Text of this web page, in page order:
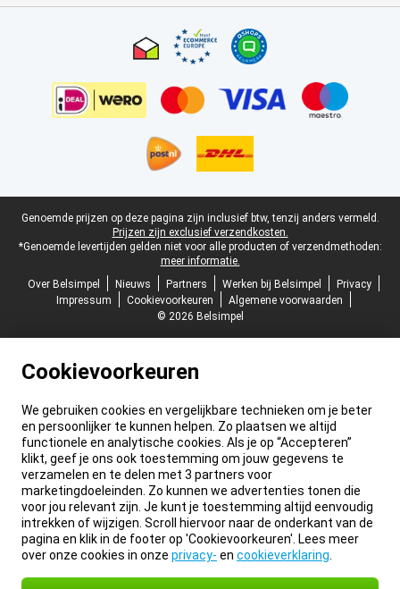
Juridische voettekst
Genoemde prijzen op deze pagina zijn inclusief btw, tenzij anders vermeld.
Prijzen zijn exclusief verzendkosten.
*Genoemde levertijden gelden niet voor alle producten of verzendmethoden:
meer informatie.
Over Belsimpel
Nieuws Partners Werken bij Belsimpel
Privacy
Impressum
Cookievoorkeuren
Algemene voorwaarden
© 2026 Belsimpel
Cookievoorkeuren
We gebruiken cookies en vergelijkbare technieken om je beter
en persoonlijker te kunnen helpen. Zo plaatsen we altijd
functionele en analytische cookies. Als je op “Accepteren”
klikt, geef je ons ook toestemming om jouw gegevens te
verzamelen en te delen met 3 partners voor
marketingdoeleinden. Zo kunnen we advertenties tonen die
voor jou relevant zijn. Je kunt je toestemming altijd eenvoudig
intrekken of wijzigen. Scroll hiervoor naar de onderkant van de
pagina en klik in de footer op 'Cookievoorkeuren'. Lees meer
over onze cookies in onze privacy- en cookieverklaring